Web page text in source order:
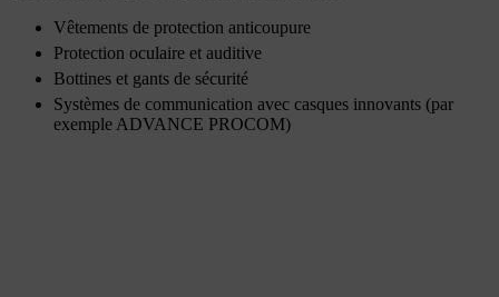
Vêtements de protection anticoupure
Protection oculaire et auditive
Bottines et gants de sécurité
Systèmes de communication avec casques innovants (par
exemple ADVANCE PROCOM)